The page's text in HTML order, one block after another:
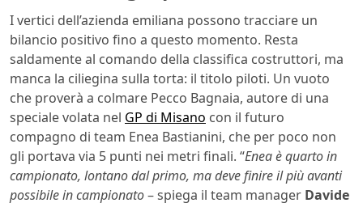
I vertici dell’azienda emiliana possono tracciare un
bilancio positivo fino a questo momento. Resta
saldamente al comando della classifica costruttori, ma
manca la ciliegina sulla torta: il titolo piloti. Un vuoto
che proverà a colmare Pecco Bagnaia, autore di una
speciale volata nel GP di Misano con il futuro
compagno di team Enea Bastianini, che per poco non
gli portava via 5 punti nei metri finali. “Enea è quarto in
campionato, lontano dal primo, ma deve finire il più avanti
possibile in campionato– spiega il team manager Davide